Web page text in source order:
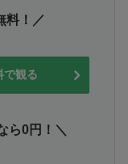
料！／
で観る
ら0円！＼